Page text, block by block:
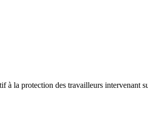
à la protection des travailleurs intervenant